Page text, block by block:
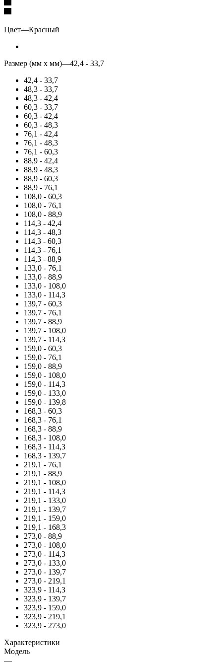
Цвет—Красный
Размер (мм x мм)—42,4 - 33,7
42,4 - 33,7
48,3 - 33,7
48,3 - 42,4
60,3 - 33,7
60,3 - 42,4
60,3 - 48,3
76,1 - 42,4
76,1 - 48,3
76,1 - 60,3
88,9 - 42,4
88,9 - 48,3
88,9 - 60,3
88,9 - 76,1
108,0 - 60,3
108,0 - 76,1
108,0 - 88,9
114,3 - 42,4
114,3 - 48,3
114,3 - 60,3
114,3 - 76,1
114,3 - 88,9
133,0 - 76,1
133,0 - 88,9
133,0 - 108,0
133,0 - 114,3
139,7 - 60,3
139,7 - 76,1
139,7 - 88,9
139,7 - 108,0
139,7 - 114,3
159,0 - 60,3
159,0 - 76,1
159,0 - 88,9
159,0 - 108,0
159,0 - 114,3
159,0 - 133,0
159,0 - 139,8
168,3 - 60,3
168,3 - 76,1
168,3 - 88,9
168,3 - 108,0
168,3 - 114,3
168,3 - 139,7
219,1 - 76,1
219,1 - 88,9
219,1 - 108,0
219,1 - 114,3
219,1 - 133,0
219,1 - 139,7
219,1 - 159,0
219,1 - 168,3
273,0 - 88,9
273,0 - 108,0
273,0 - 114,3
273,0 - 133,0
273,0 - 139,7
273,0 - 219,1
323,9 - 114,3
323,9 - 139,7
323,9 - 159,0
323,9 - 219,1
323,9 - 273,0
Характеристики
Модель
—